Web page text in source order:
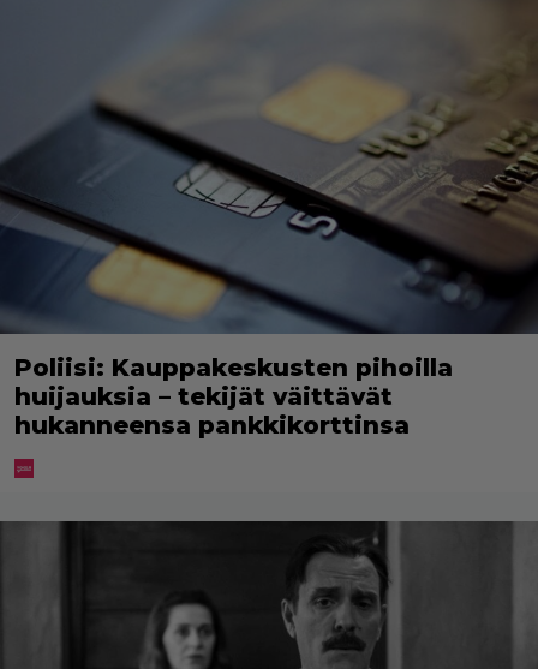
Poliisi: Kauppakeskusten pihoilla
huijauksia – tekijät väittävät
hukanneensa pankkikorttinsa